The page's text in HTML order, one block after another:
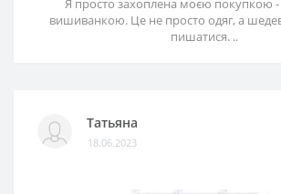
Я просто захоплена моєю покупкою
вишиванкою. Це не просто одяг, а
пишатися. ..
Татьяна
18.06.2023